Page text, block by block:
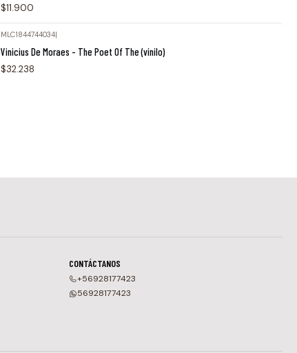
$11.900
MLC1844744034
Vinicius De Moraes - The Poet Of The (vinilo)
$32.238
CONTÁCTANOS
+56928177423
56928177423